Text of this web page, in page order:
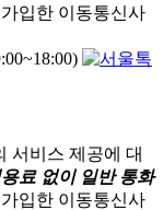
입한 이동통신사
서비스 제공에 대
료 없이 일반 통화
입한 이동통신사